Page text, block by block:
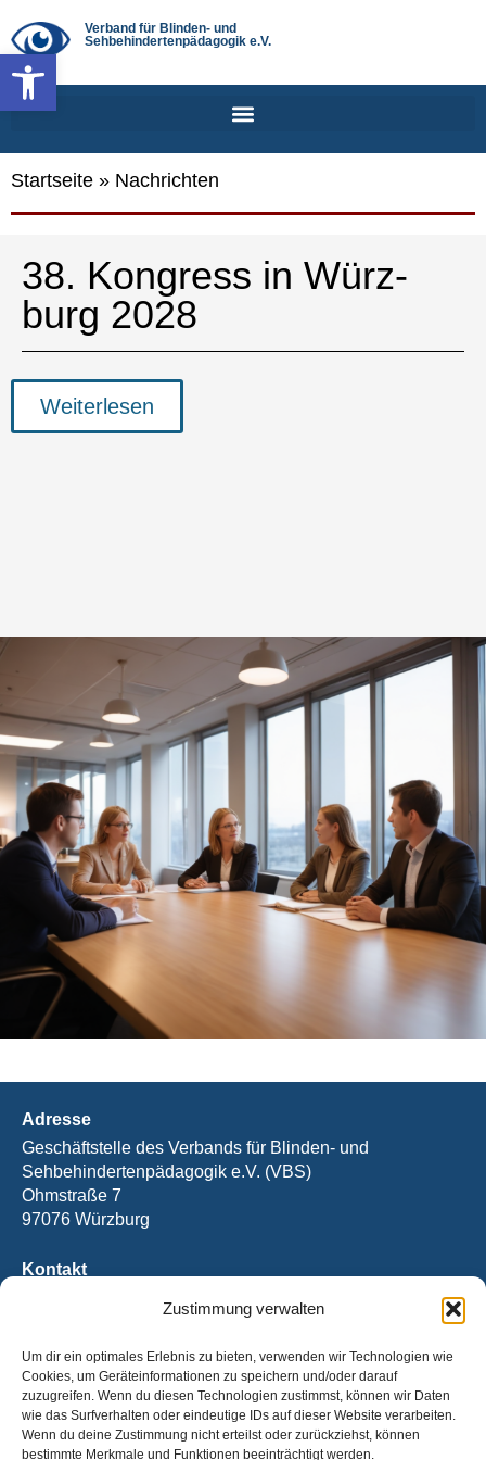
Werkzeugleiste öffnen
Zustimmung verwalten
Um dir ein optimales Erlebnis zu bieten, verwenden wir Technologien wie
Cookies, um Geräteinformationen zu speichern und/oder darauf
zuzugreifen. Wenn du diesen Technologien zustimmst, können wir Daten
wie das Surfverhalten oder eindeutige IDs auf dieser Website verarbeiten.
Wenn du deine Zustimmung nicht erteilst oder zurückziehst, können
bestimmte Merkmale und Funktionen beeinträchtigt werden.
Verband für Blinden- und
Sehbehindertenpädagogik e.V.
Startseite » Nachrichten
38. Kon­gress in Würz­
burg 2028
Weiterlesen
Adresse
Geschäftstelle des Verbands für Blinden- und
Sehbehindertenpädagogik e.V. (VBS)
Ohmstraße 7
97076 Würzburg
Kontakt
Tel.: +49 (0) 931 / 2092-2394
Bankverbindung
IBAN: DE31 5206 0410 0003 6921 40
BIC: GENODEF1EK1